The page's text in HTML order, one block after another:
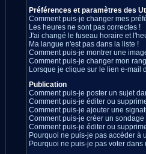
Préférences et paramètres des
Comment puis-je changer mes
Les heures ne sont pas correctes !
J'ai changé le fuseau horaire et
Ma langue n'est pas dans la liste !
Comment puis-je montrer une
Comment puis-je changer mon
Lorsque je clique sur le lien e-mail
Publication
Comment puis-je poster un sujet
Comment puis-je éditer ou
Comment puis-je ajouter une
Comment puis-je créer un sondage
Comment puis-je éditer ou
Pourquoi ne puis-je pas accéder à
Pourquoi ne puis-je pas voter dans